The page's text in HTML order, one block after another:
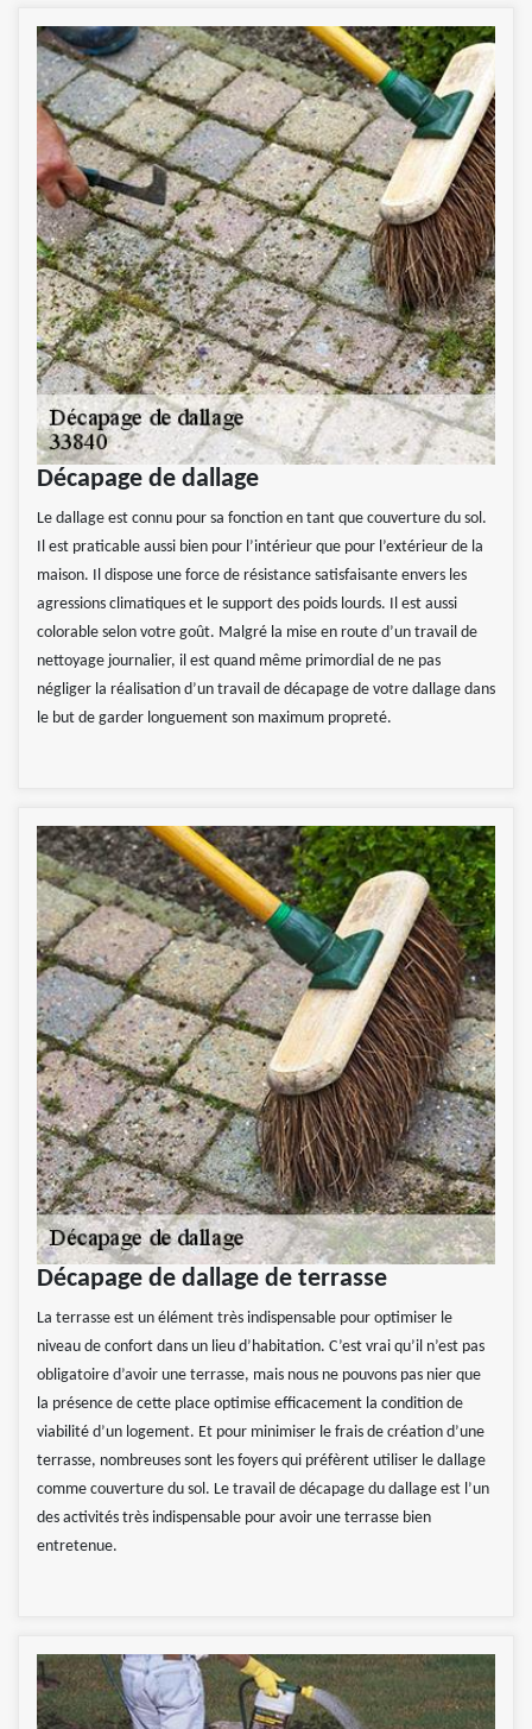
Décapage de dallage
Le dallage est connu pour sa fonction en tant que couverture du sol.
Il est praticable aussi bien pour l’intérieur que pour l’extérieur de la
maison. Il dispose une force de résistance satisfaisante envers les
agressions climatiques et le support des poids lourds. Il est aussi
colorable selon votre goût. Malgré la mise en route d’un travail de
nettoyage journalier, il est quand même primordial de ne pas
négliger la réalisation d’un travail de décapage de votre dallage dans
le but de garder longuement son maximum propreté.
Décapage de dallage de terrasse
La terrasse est un élément très indispensable pour optimiser le
niveau de confort dans un lieu d’habitation. C’est vrai qu’il n’est pas
obligatoire d’avoir une terrasse, mais nous ne pouvons pas nier que
la présence de cette place optimise efficacement la condition de
viabilité d’un logement. Et pour minimiser le frais de création d’une
terrasse, nombreuses sont les foyers qui préfèrent utiliser le dallage
comme couverture du sol. Le travail de décapage du dallage est l’un
des activités très indispensable pour avoir une terrasse bien
entretenue.